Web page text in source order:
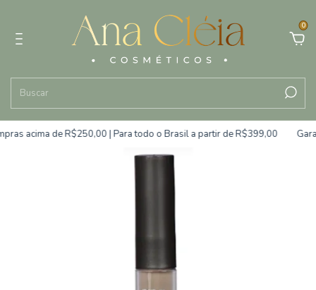
0
acima de R$250,00 | Para todo o Brasil a partir de R$399,00 Garanta